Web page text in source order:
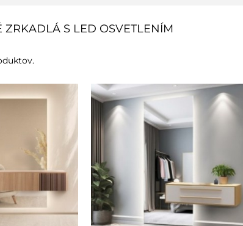
S LED OSVETLENÍM